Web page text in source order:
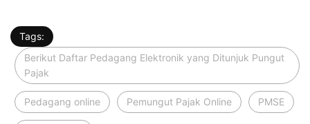
Tags:
Berikut Daftar Pedagang Elektronik yang Ditunjuk Pungut
Pajak
Pedagang online Pemungut Pajak Online PMSE